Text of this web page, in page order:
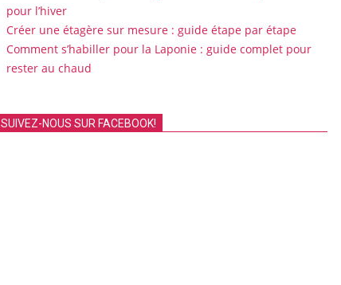
pour l’hiver
Créer une étagère sur mesure : guide étape par étape
Comment s’habiller pour la Laponie : guide complet pour
rester au chaud
SUIVEZ-NOUS SUR FACEBOOK!